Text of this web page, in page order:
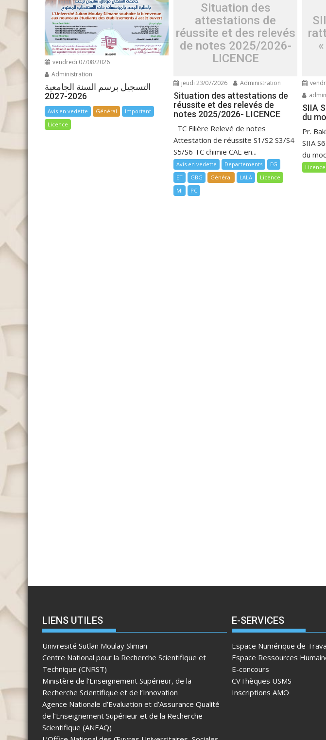
vendredi 07/08/2026
Administration
التسجيل برسم السنة الجامعية
2026-2027
Avis en vedette Général
Important
Licence
Situation des
attestations de
réussite et des relevés
de notes 2025/2026-
LICENCE
jeudi 23/07/2026 Administration
Situation des attestations de
réussite et des relevés de
notes 2025/2026- LICENCE
TC Filière Relevé de notes
Attestation de réussite S1/S2 S3/S4
S5/S6 TC chimie CAE en...
Avis en vedette Departements
EG
ET
GBG Général LALA
Licence
MI
PC
SIIA
du
Pr.
SIIA
du
Licence
LIENS UTILES
Univresité Sutlan Moulay Sliman
Centre National pour la Recherche Scientifique et
Technique (CNRST)
Ministère de l’Enseignement Supérieur, de la
Recherche Scientifique et de l’Innovation
Agence Nationale d’Evaluation et d’Assurance Qualité
de l’Enseignement Supérieur et de la Recherche
Scientifique (ANEAQ)
E-SERVICES
Espace Numérique de
Espace Ressources
E-concours
CVThèques USMS
Inscriptions AMO